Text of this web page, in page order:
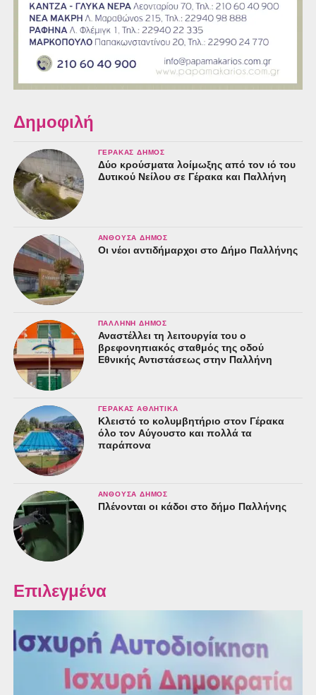
Δημοφιλή
ΓΈΡΑΚΑΣ ΔΉΜΟΣ
Δύο κρούσματα λοίμωξης από τον ιό του
Δυτικού Νείλου σε Γέρακα και Παλλήνη
ΑΝΘΟΎΣΑ ΔΉΜΟΣ
Οι νέοι αντιδήμαρχοι στο Δήμο Παλλήνης
ΠΑΛΛΉΝΗ ΔΉΜΟΣ
Αναστέλλει τη λειτουργία του ο
βρεφονηπιακός σταθμός της οδού
Εθνικής Αντιστάσεως στην Παλλήνη
ΓΈΡΑΚΑΣ ΑΘΛΗΤΙΚΆ
Κλειστό το κολυμβητήριο στον Γέρακα
όλο τον Αύγουστο και πολλά τα
παράπονα
ΑΝΘΟΎΣΑ ΔΉΜΟΣ
Πλένονται οι κάδοι στο δήμο Παλλήνης
Επιλεγμένα